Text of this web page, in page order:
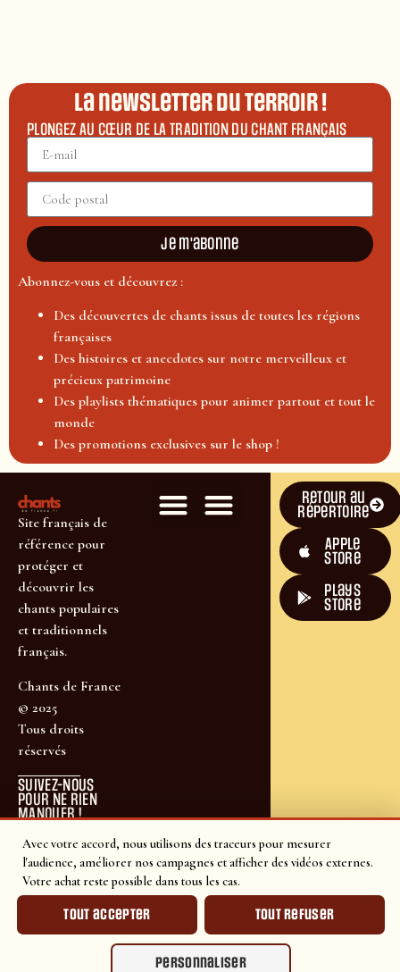
Avec votre accord, nous utilisons des traceurs pour mesurer
l'audience, améliorer nos campagnes et afficher des vidéos externes.
Votre achat reste possible dans tous les cas.
Tout accepter Tout refuser
Personnaliser
La newsletter du terroir !
PLONGEZ AU CŒUR DE LA TRADITION DU CHANT FRANÇAIS
Je m'abonne
Abonnez-vous et découvrez :
Des découvertes de chants issus de toutes les régions
françaises
Des histoires et anecdotes sur notre merveilleux et
précieux patrimoine
Des playlists thématiques pour animer partout et tout le
monde
Des promotions exclusives sur le shop !
Site français de
référence pour
protéger et
découvrir les
chants populaires
et traditionnels
français.
Chants de France
© 2025
Tous droits
réservés
SUIVEZ-NOUS
POUR NE RIEN
MANQUER !
Retour au
répertoire
Apple
Store
plays
store